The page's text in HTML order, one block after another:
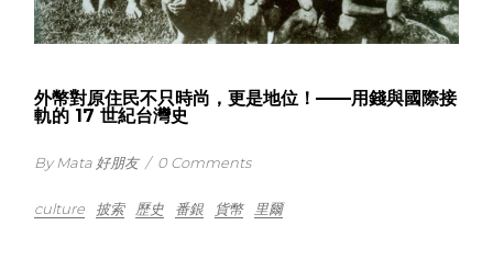
外幣對原住民不只時尚，更是地位！——用錢與國際接
軌的 17 世紀台灣史
By Mata 好朋友 / 0 Comments
culture 披索 歷史 番銀 貨幣 里爾